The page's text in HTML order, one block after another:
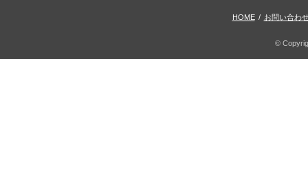
HOME / お問い合わ
©